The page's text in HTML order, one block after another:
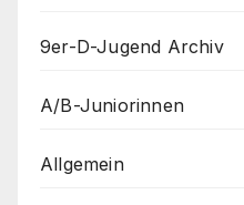
9er-D-Jugend Archiv
A/B-Juniorinnen
Allgemein